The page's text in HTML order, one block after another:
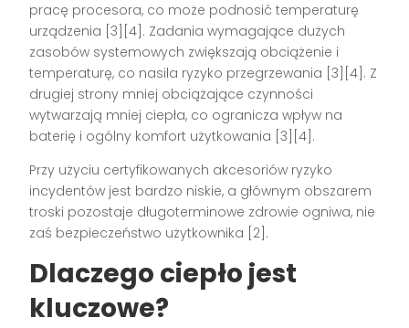
pracę procesora, co może podnosić temperaturę
urządzenia [3][4]. Zadania wymagające dużych
zasobów systemowych zwiększają obciążenie i
temperaturę, co nasila ryzyko przegrzewania [3][4]. Z
drugiej strony mniej obciążające czynności
wytwarzają mniej ciepła, co ogranicza wpływ na
baterię i ogólny komfort użytkowania [3][4].
Przy użyciu certyfikowanych akcesoriów ryzyko
incydentów jest bardzo niskie, a głównym obszarem
troski pozostaje długoterminowe zdrowie ogniwa, nie
zaś bezpieczeństwo użytkownika [2].
Dlaczego ciepło jest
kluczowe?